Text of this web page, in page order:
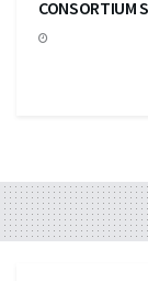
CONSORTIUM